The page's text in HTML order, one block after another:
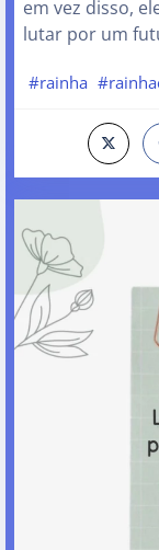
em vez disso,
lutar por um
#rainha